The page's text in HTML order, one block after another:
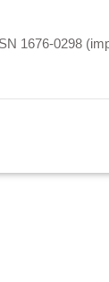
1676-0298